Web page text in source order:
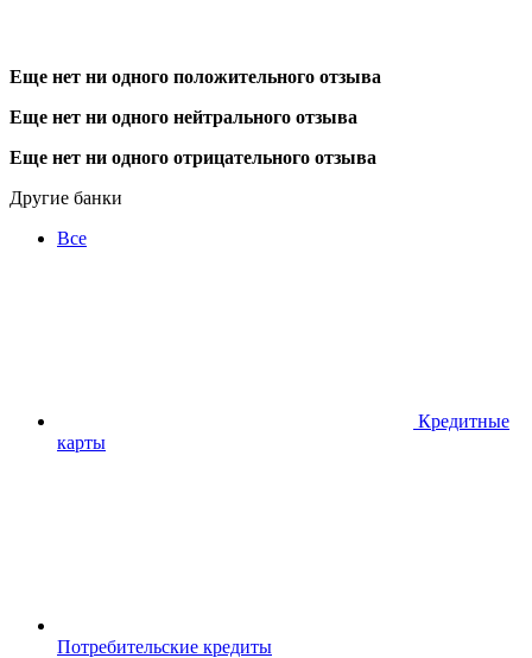
Еще нет ни одного положительного отзыва
Еще нет ни одного нейтрального отзыва
Еще нет ни одного отрицательного отзыва
Другие банки
Все
Кредитные
карты
Потребительские кредиты